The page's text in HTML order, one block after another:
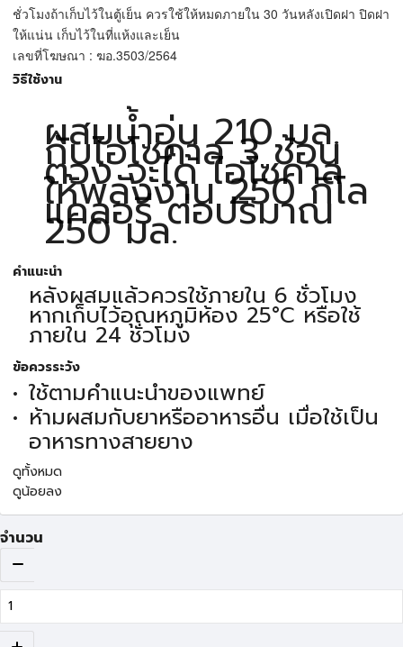
ชั่วโมงถ้าเก็บไว้ในตู้เย็น ควรใช้ให้หมดภายใน 30 วันหลังเปิดฝา ปิดฝา
ให้แน่น เก็บไว้ในที่แห้งและเย็น
เลขที่โฆษณา : ฆอ.3503/2564
วิธีใช้งาน
ผสมน้ำอุ่น 210 มล.
กับไอโซคาล 3 ช้อน
ตวง จะได้ ไอโซคาล
ให้พลังงาน 250 กิโล
แคลอรี ต่อปริมาณ
250 มล.
คำแนะนำ
หลังผสมแล้วควรใช้ภายใน 6 ชั่วโมง
หากเก็บไว้อุณหภูมิห้อง 25°C หรือใช้
ภายใน 24 ชั่วโมง
ข้อควรระวัง
ใช้ตามคำแนะนำของแพทย์
ห้ามผสมกับยาหรืออาหารอื่น เมื่อใช้เป็น
อาหารทางสายยาง
ดูทั้งหมด
ดูน้อยลง
จำนวน